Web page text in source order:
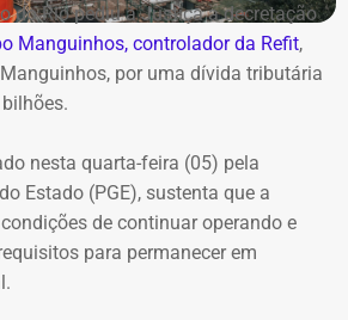
do Rio pediu à Justiça a decretação
Manguinhos, controlador da Refit,
por uma dívida tributária
nesta quarta-feira (05) pela
Estado (PGE), sustenta que a
de continuar operando e
para permanecer em